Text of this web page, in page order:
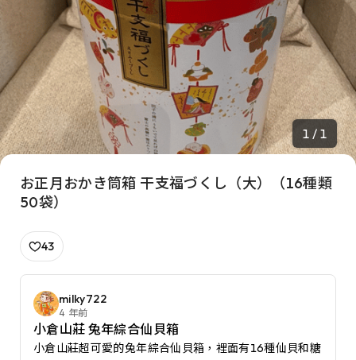
1 / 1
お正月おかき筒箱 干支福づくし（大）（16種類
50袋）
43
milky722
4 年前
小倉山莊 兔年綜合仙貝箱
小倉山莊超可愛的兔年綜合仙貝箱，裡面有16種仙貝和糖